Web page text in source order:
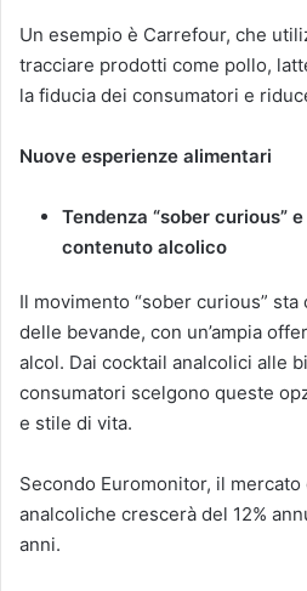
Un esempio è Carrefour, che
tracciare prodotti come pollo,
la fiducia dei consumatori e
Nuove esperienze alimentari
Tendenza “sober curious”
contenuto alcolico
Il movimento “sober curious”
delle bevande, con un’ampia
alcol. Dai cocktail analcolici alle
consumatori scelgono queste
e stile di vita.
Secondo Euromonitor, il
analcoliche crescerà del 12%
anni.